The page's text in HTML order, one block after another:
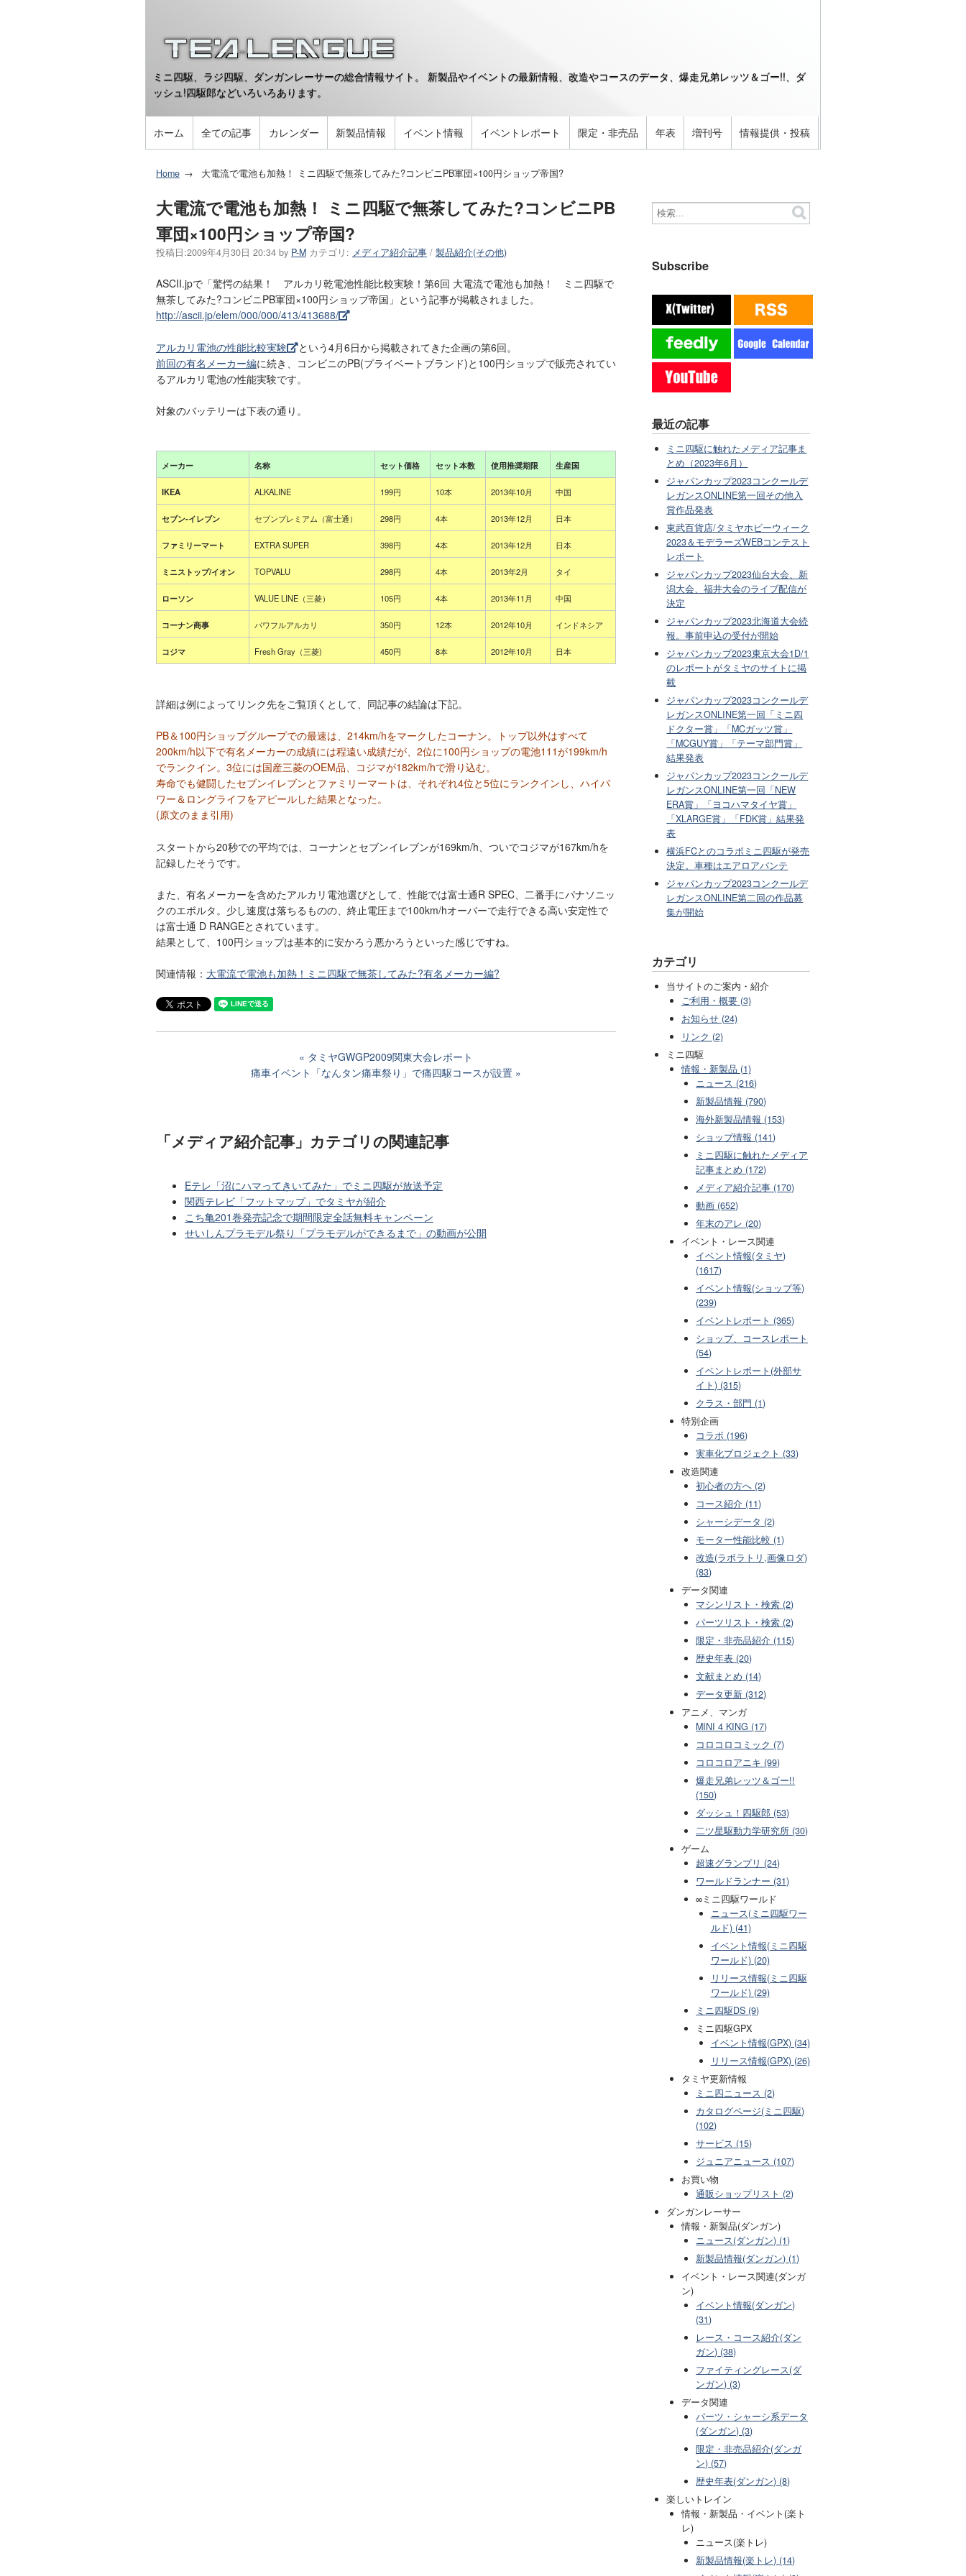
ミニ四駆、ラジ四駆、ダンガンレーサーの総合情報サイト。 新製品やイベントの最新情報、改造やコースのデータ、爆走兄弟レッツ＆ゴー!!、ダ
ッシュ!四駆郎などいろいろあります。
ホーム 全ての記事 カレンダー 新製品情報 イベント情報 イベントレポート 限定・非売品 年表 増刊号 情報提供・投稿
Home 大電流で電池も加熱！ ミニ四駆で無茶してみた?コンビニPB軍団×100円ショップ帝国?
大電流で電池も加熱！ ミニ四駆で無茶してみた?コンビニPB
軍団×100円ショップ帝国?
投稿日:2009年4月30日 20:34 by P-M カテゴリ: メディア紹介記事 / 製品紹介(その他)
ASCII.jpで「驚愕の結果！ アルカリ乾電池性能比較実験！第6回 大電流で電池も加熱！ ミニ四駆で
無茶してみた?コンビニPB軍団×100円ショップ帝国」という記事が掲載されました。
http://ascii.jp/elem/000/000/413/413688/
アルカリ電池の性能比較実験
という4月6日から掲載されてきた企画の第6回。
前回の有名メーカー編に続き、コンビニのPB(プライベートブランド)と100円ショップで販売されてい
るアルカリ電池の性能実験です。
対象のバッテリーは下表の通り。
メーカー 名称 セット価格 セット本数 使用推奨期限 生産国
IKEA ALKALINE 199円 10本 2013年10月 中国
セブン-イレブン セブンプレミアム（富士通） 298円 4本 2013年12月 日本
ファミリーマート EXTRA SUPER 398円 4本 2013年12月 日本
ミニストップ/イオン TOPVALU 298円 4本 2013年2月 タイ
ローソン VALUE LINE（三菱） 105円 4本 2013年11月 中国
コーナン商事 パワフルアルカリ 350円 12本 2012年10月 インドネシア
コジマ Fresh Gray（三菱) 450円 8本 2012年10月 日本
詳細は例によってリンク先をご覧頂くとして、同記事の結論は下記。
PB＆100円ショップグループでの最速は、214km/hをマークしたコーナン。トップ以外はすべて
200km/h以下で有名メーカーの成績には程遠い成績だが、2位に100円ショップの電池111が199km/h
でランクイン。3位には国産三菱のOEM品、コジマが182km/hで滑り込む。
寿命でも健闘したセブンイレブンとファミリーマートは、それぞれ4位と5位にランクインし、ハイパ
ワー＆ロングライフをアピールした結果となった。
(原文のまま引用)
スタートから20秒での平均では、コーナンとセブンイレブンが169km/h、ついでコジマが167km/hを
記録したそうです。
また、有名メーカーを含めたアルカリ電池選びとして、性能では富士通R SPEC、二番手にパナソニッ
クのエボルタ。少し速度は落ちるものの、終止電圧まで100km/hオーバーで走行できる高い安定性で
は富士通 D RANGEとされています。
結果として、100円ショップは基本的に安かろう悪かろうといった感じですね。
関連情報： 大電流で電池も加熱！ミニ四駆で無茶してみた?有名メーカー編?
タミヤGWGP2009関東大会レポート
痛車イベント「なんタン痛車祭り」で痛四駆コースが設置
「メディア紹介記事」カテゴリの関連記事
Eテレ「沼にハマってきいてみた」でミニ四駆が放送予定
関西テレビ「フットマップ」でタミヤが紹介
こち亀201巻発売記念で期間限定全話無料キャンペーン
せいしんプラモデル祭り「プラモデルができるまで」の動画が公開
Subscribe
最近の記事
ミニ四駆に触れたメディア記事ま
とめ（2023年6月）
ジャパンカップ2023コンクールデ
レガンスONLINE第一回その他入
賞作品発表
東武百貨店/タミヤホビーウィーク
2023＆モデラーズWEBコンテスト
レポート
ジャパンカップ2023仙台大会、新
潟大会、福井大会のライブ配信が
決定
ジャパンカップ2023北海道大会続
報。事前申込の受付が開始
ジャパンカップ2023東京大会1D/1
のレポートがタミヤのサイトに掲
載
ジャパンカップ2023コンクールデ
レガンスONLINE第一回「ミニ四
ドクター賞」「MCガッツ賞」
「MCGUY賞」「テーマ部門賞」
結果発表
ジャパンカップ2023コンクールデ
レガンスONLINE第一回「NEW
ERA賞」「ヨコハマタイヤ賞」
「XLARGE賞」「FDK賞」結果発
表
横浜FCとのコラボミニ四駆が発売
決定。車種はエアロアバンテ
ジャパンカップ2023コンクールデ
レガンスONLINE第二回の作品募
集が開始
カテゴリ
当サイトのご案内・紹介
ご利用・概要 (3)
お知らせ (24)
リンク (2)
ミニ四駆
情報・新製品 (1)
ニュース (216)
新製品情報 (790)
海外新製品情報 (153)
ショップ情報 (141)
ミニ四駆に触れたメディア
記事まとめ (172)
メディア紹介記事 (170)
動画 (652)
年末のアレ (20)
イベント・レース関連
イベント情報(タミヤ)
(1617)
イベント情報(ショップ等)
(239)
イベントレポート (365)
ショップ、コースレポート
(54)
イベントレポート(外部サ
イト) (315)
クラス・部門 (1)
特別企画
コラボ (196)
実車化プロジェクト (33)
改造関連
初心者の方へ (2)
コース紹介 (11)
シャーシデータ (2)
モーター性能比較 (1)
改造(ラボラトリ,画像ロダ)
(83)
データ関連
マシンリスト・検索 (2)
パーツリスト・検索 (2)
限定・非売品紹介 (115)
歴史年表 (20)
文献まとめ (14)
データ更新 (312)
アニメ、マンガ
MINI 4 KING (17)
コロコロコミック (7)
コロコロアニキ (99)
爆走兄弟レッツ＆ゴー!!
(150)
ダッシュ！四駆郎 (53)
二ツ星駆動力学研究所 (30)
ゲーム
超速グランプリ (24)
ワールドランナー (31)
∞ミニ四駆ワールド
ニュース(ミニ四駆ワー
ルド) (41)
イベント情報(ミニ四駆
ワールド) (20)
リリース情報(ミニ四駆
ワールド) (29)
ミニ四駆DS (9)
ミニ四駆GPX
イベント情報(GPX) (34)
リリース情報(GPX) (26)
タミヤ更新情報
ミニ四ニュース (2)
カタログページ(ミニ四駆)
(102)
サービス (15)
ジュニアニュース (107)
お買い物
通販ショップリスト (2)
ダンガンレーサー
情報・新製品(ダンガン)
ニュース(ダンガン) (1)
新製品情報(ダンガン) (1)
イベント・レース関連(ダンガ
ン)
イベント情報(ダンガン)
(31)
レース・コース紹介(ダン
ガン) (38)
ファイティングレース(ダ
ンガン) (3)
データ関連
パーツ・シャーシ系データ
(ダンガン) (3)
限定・非売品紹介(ダンガ
ン) (57)
歴史年表(ダンガン) (8)
楽しいトレイン
情報・新製品・イベント(楽ト
レ)
ニュース(楽トレ)
新製品情報(楽トレ) (14)